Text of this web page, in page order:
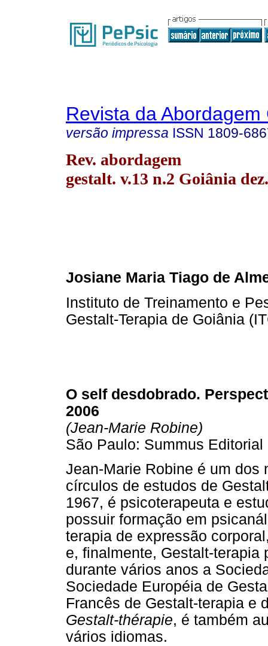
Revista da Abordagem
versão impressa ISSN 1809-
Rev. abordagem
gestalt. v.13 n.2 Goiânia
Josiane Maria Tiago de
Instituto de Treinamento e
Gestalt-Terapia de Goiânia
O self desdobrado.
2006
(Jean-Marie Robine)
São Paulo: Summus Editorial
Jean-Marie Robine é um dos
círculos de estudos de
1967, é psicoterapeuta e
possuir formação em
terapia de expressão
e, finalmente, Gestalt-
durante vários anos a
Sociedade Européia de
Francês de Gestalt-terapia e
Gestalt-thérapie, é também
vários idiomas.